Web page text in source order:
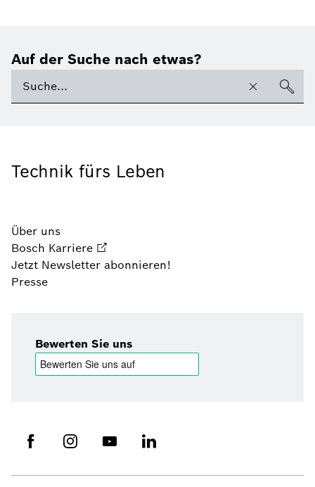
Auf der Suche nach etwas?
Technik fürs Leben
Über uns
Bosch Karriere
Jetzt Newsletter abonnieren!
Presse
Bewerten Sie uns